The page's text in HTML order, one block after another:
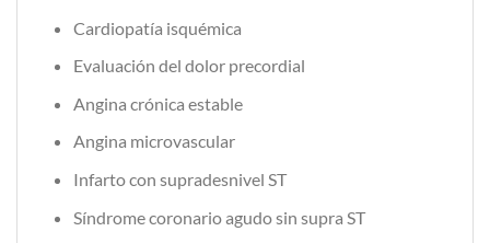
Cardiopatía isquémica
Evaluación del dolor precordial
Angina crónica estable
Angina microvascular
Infarto con supradesnivel ST
Síndrome coronario agudo sin supra ST